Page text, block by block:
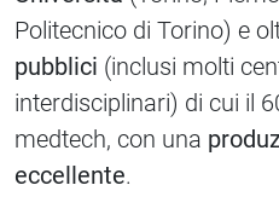
Politecnico di Torino) e
pubblici (inclusi molti
interdisciplinari) di cui il
medtech, con una
eccellente.